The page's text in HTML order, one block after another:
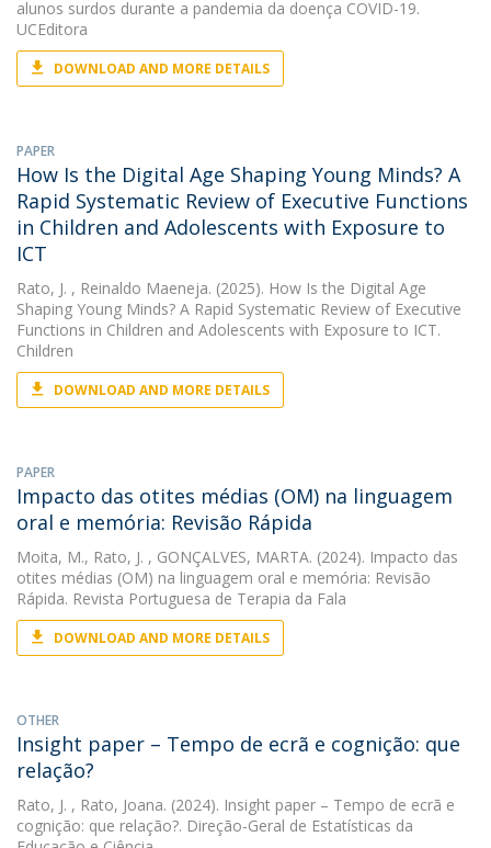
alunos surdos durante a pandemia da doença COVID-19.
UCEditora
DOWNLOAD AND MORE DETAILS
PAPER
How Is the Digital Age Shaping Young Minds? A
Rapid Systematic Review of Executive Functions
in Children and Adolescents with Exposure to
ICT
Rato, J. , Reinaldo Maeneja. (2025). How Is the Digital Age
Shaping Young Minds? A Rapid Systematic Review of Executive
Functions in Children and Adolescents with Exposure to ICT.
Children
DOWNLOAD AND MORE DETAILS
PAPER
Impacto das otites médias (OM) na linguagem
oral e memória: Revisão Rápida
Moita, M., Rato, J. , GONÇALVES, MARTA. (2024). Impacto das
otites médias (OM) na linguagem oral e memória: Revisão
Rápida. Revista Portuguesa de Terapia da Fala
DOWNLOAD AND MORE DETAILS
OTHER
Insight paper – Tempo de ecrã e cognição: que
relação?
Rato, J. , Rato, Joana. (2024). Insight paper – Tempo de ecrã e
cognição: que relação?. Direção-Geral de Estatísticas da